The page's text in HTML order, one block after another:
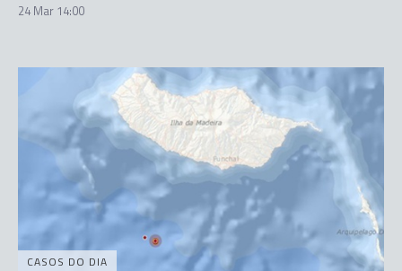
24 Mar 14:00
CASOS DO DIA